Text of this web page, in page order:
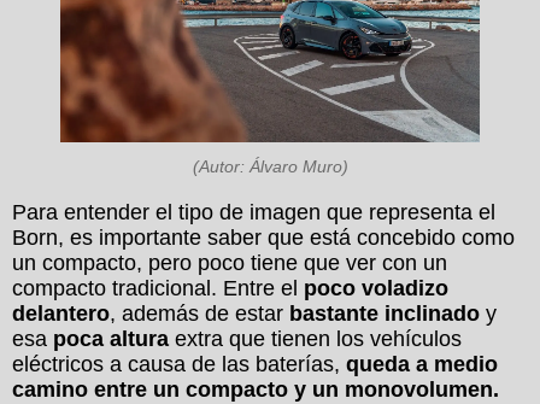
(Autor: Álvaro Muro)
Para entender el tipo de imagen que representa el
Born, es importante saber que está concebido como
un compacto, pero poco tiene que ver con un
compacto tradicional. Entre el poco voladizo
delantero, además de estar bastante inclinado y
esa poca altura extra que tienen los vehículos
eléctricos a causa de las baterías, queda a medio
camino entre un compacto y un monovolumen.